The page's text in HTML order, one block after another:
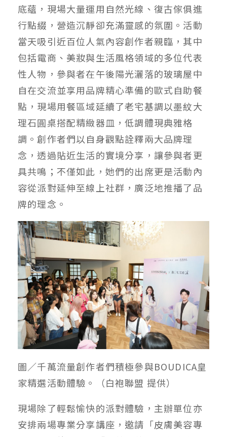
底蘊，現場大量運用自然光線、復古傢俱進
行點綴，營造沉靜卻充滿靈感的氛圍。活動
當天吸引近百位人氣內容創作者親臨，其中
包括電商、美妝與生活風格領域的多位代表
性人物，參與者在午後陽光灑落的玻璃屋中
自在交流並享用品牌精心準備的歐式自助餐
點，現場用餐區域延續了老宅基調以墨紋大
理石圓桌搭配精緻器皿，低調體現典雅格
調。創作者們以自身觀點詮釋兩大品牌理
念，透過貼近生活的實境分享，讓參與者更
具共鳴；不僅如此，她們的出席更是活動內
容從派對延伸至線上社群，廣泛地推播了品
牌的理念。
圖／千萬流量創作者們積極參與BOUDICA皇
家精選活動體驗。（白袍聯盟 提供）
現場除了輕鬆愉快的派對體驗，主辦單位亦
安排兩場專業分享講座，邀請「皮膚美容專